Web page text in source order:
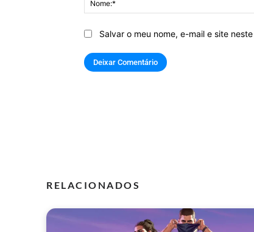
Salvar o meu nome, e-mail e site
RELACIONADOS